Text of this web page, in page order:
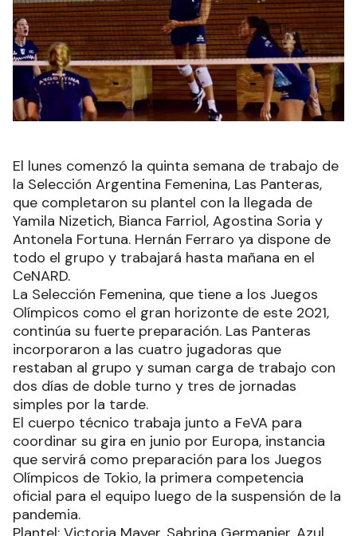
El lunes comenzó la quinta semana de trabajo de
la Selección Argentina Femenina, Las Panteras,
que completaron su plantel con la llegada de
Yamila Nizetich, Bianca Farriol, Agostina Soria y
Antonela Fortuna. Hernán Ferraro ya dispone de
todo el grupo y trabajará hasta mañana en el
CeNARD.
La Selección Femenina, que tiene a los Juegos
Olímpicos como el gran horizonte de este 2021,
continúa su fuerte preparación. Las Panteras
incorporaron a las cuatro jugadoras que
restaban al grupo y suman carga de trabajo con
dos días de doble turno y tres de jornadas
simples por la tarde.
El cuerpo técnico trabaja junto a FeVA para
coordinar su gira en junio por Europa, instancia
que servirá como preparación para los Juegos
Olímpicos de Tokio, la primera competencia
oficial para el equipo luego de la suspensión de la
pandemia.